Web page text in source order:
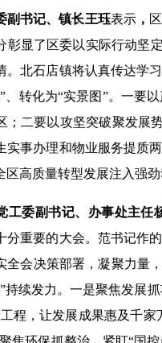
副书记、镇长王珏表示 ，
彰显了区委以实际行动坚
。北石店镇将认真传达学
、转化为“实景图”。一要
；二要以攻坚突破聚发展
实事办理和物业服务提质
区高质量转型发展注入强
工委副书记、办事处主任
分重要的大会。范书记作
全会决策部署，凝聚力量
持续发力。一是聚焦发展
程，让发展成果惠及千